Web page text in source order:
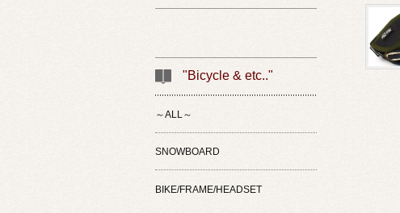
"Bicycle & etc.."
～ALL～
SNOWBOARD
BIKE/FRAME/HEADSET